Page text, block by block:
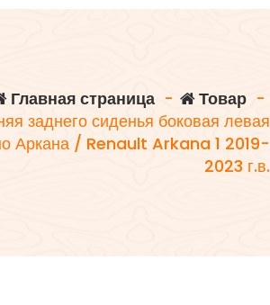
Главная страница - Товар -
заднего сиденья боковая левая
Аркана / Renault Arkana 1 2019-
2023 г.в.